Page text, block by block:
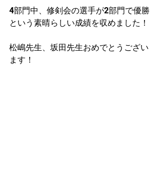
4部門中、修剣会の選手が2部門で優勝
という素晴らしい成績を収めました！
松嶋先生、坂田先生おめでとうござい
ます！